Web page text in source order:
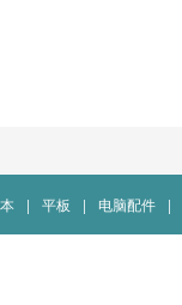
| 平板 | 电脑配件 |